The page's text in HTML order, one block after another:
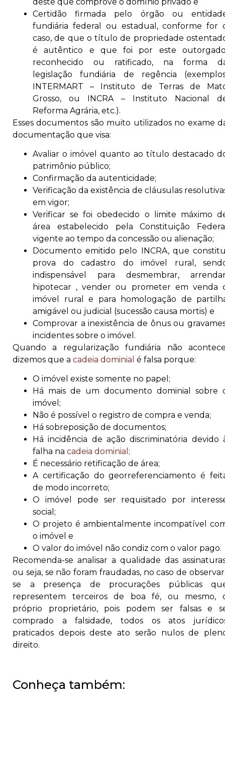
Certidão firmada pelo órgão ou
fundiária federal ou estadual, conforme for
caso, de que o título de propriedade
é autêntico e que foi por este
reconhecido ou ratificado, na forma
legislação fundiária de regência
INTERMART – Instituto de Terras de
Grosso, ou INCRA – Instituto Nacional
Reforma Agrária, etc.).
Esses documentos são muito utilizados no exame
documentação que visa:
Avaliar o imóvel quanto ao título destacado
patrimônio público;
Confirmação da autenticidade;
Verificação da existência de cláusulas
em vigor;
Verificar se foi obedecido o limite máximo
área estabelecido pela Constituição
vigente ao tempo da concessão ou alienação;
Documento emitido pelo INCRA, que
prova do cadastro do imóvel rural,
indispensável para desmembrar,
hipotecar , vender ou prometer em venda
imóvel rural e para homologação de
amigável ou judicial (sucessão causa mortis) e
Comprovar a inexistência de ônus ou
incidentes sobre o imóvel.
Quando a regularização fundiária não
dizemos que a cadeia dominial é falsa porque:
O imóvel existe somente no papel;
Há mais de um documento dominial sobre
imóvel;
Não é possível o registro de compra e venda;
Há sobreposição de documentos;
Há incidência de ação discriminatória devido
falha na cadeia dominial;
É necessário retificação de área;
A certificação do georreferenciamento é
de modo incorreto;
O imóvel pode ser requisitado por
social;
O projeto é ambientalmente incompatível
o imóvel e
O valor do imóvel não condiz com o valor pago.
Recomenda-se analisar a qualidade das
ou seja, se não foram fraudadas, no caso de
se a presença de procurações públicas
representem terceiros de boa fé, ou mesmo,
próprio proprietário, pois podem ser falsas e
comprado a falsidade, todos os atos
praticados depois deste ato serão nulos de
direito.
Conheça também: